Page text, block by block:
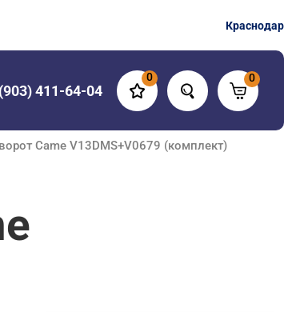
Краснодар
411-64-04
0 0
Came V13DMS+V0679 (комплект)